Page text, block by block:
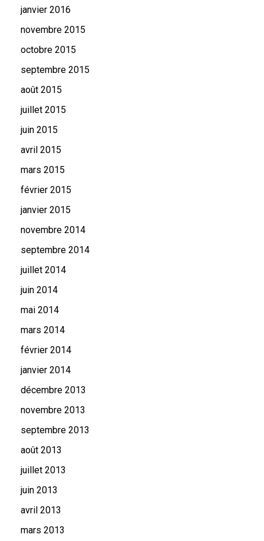
janvier 2016
novembre 2015
octobre 2015
septembre 2015
août 2015
juillet 2015
juin 2015
avril 2015
mars 2015
février 2015
janvier 2015
novembre 2014
septembre 2014
juillet 2014
juin 2014
mai 2014
mars 2014
février 2014
janvier 2014
décembre 2013
novembre 2013
septembre 2013
août 2013
juillet 2013
juin 2013
avril 2013
mars 2013